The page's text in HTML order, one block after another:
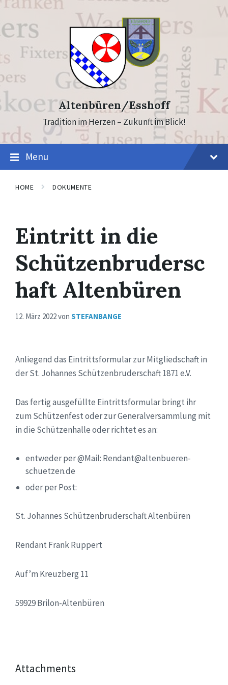
Skip
content
Skip
footer
Altenbüren/Esshoff
Tradition im Herzen – Zukunft im Blick!
Menu
HOME DOKUMENTE
Eintritt in die
Schützenbrudersc
haft Altenbüren
12. März 2022von STEFANBANGE
Anliegend das Eintrittsformular zur Mitgliedschaft in
der St. Johannes Schützenbruderschaft 1871 e.V.
Das fertig ausgefüllte Eintrittsformular bringt ihr
zum Schützenfest oder zur Generalversammlung mit
in die Schützenhalle oder richtet es an:
entweder per @Mail: Rendant@altenbueren-
schuetzen.de
oder per Post:
St. Johannes Schützenbruderschaft Altenbüren
Rendant Frank Ruppert
Auf’m Kreuzberg 11
59929 Brilon-Altenbüren
Attachments